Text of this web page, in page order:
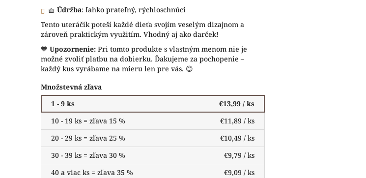
🧺 Údržba: ľahko prateľný, rýchloschnúci
Tento uteráčik poteší každé dieťa svojím veselým dizajnom a
zároveň praktickým využitím. Vhodný aj ako darček!
🧡 Upozornenie: Pri tomto produkte s vlastným menom nie je
možné zvoliť platbu na dobierku. Ďakujeme za pochopenie –
každý kus vyrábame na mieru len pre vás. 😊
Množstevná zľava
1 - 9 ks
€13,99 / ks
10 - 19 ks = zľava 15 %
€11,89 / ks
20 - 29 ks = zľava 25 %
€10,49 / ks
30 - 39 ks = zľava 30 %
€9,79 / ks
40 a viac ks = zľava 35 %
€9,09 / ks